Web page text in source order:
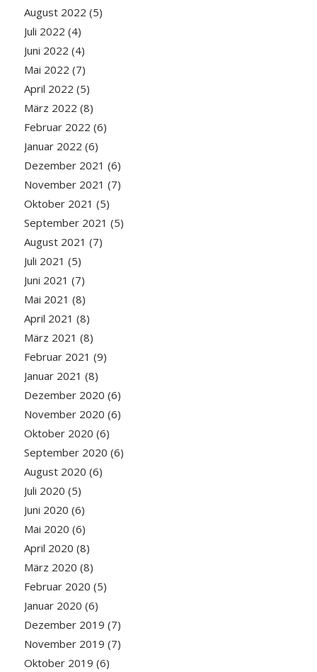
August 2022 (5)
Juli 2022 (4)
Juni 2022 (4)
Mai 2022 (7)
April 2022 (5)
März 2022 (8)
Februar 2022 (6)
Januar 2022 (6)
Dezember 2021 (6)
November 2021 (7)
Oktober 2021 (5)
September 2021 (5)
August 2021 (7)
Juli 2021 (5)
Juni 2021 (7)
Mai 2021 (8)
April 2021 (8)
März 2021 (8)
Februar 2021 (9)
Januar 2021 (8)
Dezember 2020 (6)
November 2020 (6)
Oktober 2020 (6)
September 2020 (6)
August 2020 (6)
Juli 2020 (5)
Juni 2020 (6)
Mai 2020 (6)
April 2020 (8)
März 2020 (8)
Februar 2020 (5)
Januar 2020 (6)
Dezember 2019 (7)
November 2019 (7)
Oktober 2019 (6)